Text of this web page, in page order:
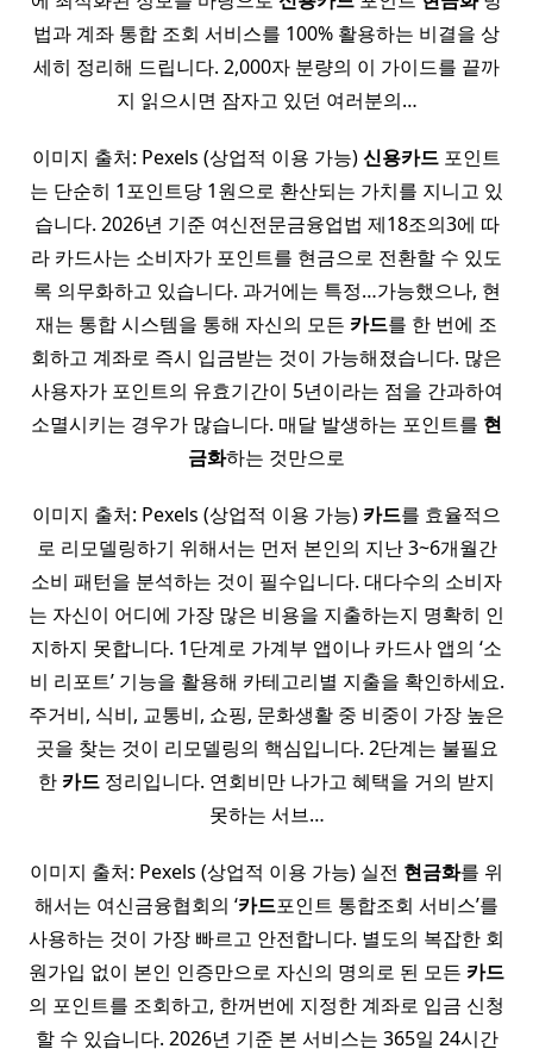
법과 계좌 통합 조회 서비스를 100% 활용하는 비결을 상
세히 정리해 드립니다. 2,000자 분량의 이 가이드를 끝까
지 읽으시면 잠자고 있던 여러분의…
이미지 출처: Pexels (상업적 이용 가능)신용카드 포인트
는 단순히 1포인트당 1원으로 환산되는 가치를 지니고 있
습니다. 2026년 기준 여신전문금융업법 제18조의3에 따
라 카드사는 소비자가 포인트를 현금으로 전환할 수 있도
록 의무화하고 있습니다. 과거에는 특정…가능했으나, 현
재는 통합 시스템을 통해 자신의 모든 카드를 한 번에 조
회하고 계좌로 즉시 입금받는 것이 가능해졌습니다. 많은
사용자가 포인트의 유효기간이 5년이라는 점을 간과하여
소멸시키는 경우가 많습니다. 매달 발생하는 포인트를 현
금화하는 것만으로
이미지 출처: Pexels (상업적 이용 가능) 카드를 효율적으
로 리모델링하기 위해서는 먼저 본인의 지난 3~6개월간
소비 패턴을 분석하는 것이 필수입니다. 대다수의 소비자
는 자신이 어디에 가장 많은 비용을 지출하는지 명확히 인
지하지 못합니다. 1단계로 가계부 앱이나 카드사 앱의 ‘소
비 리포트’ 기능을 활용해 카테고리별 지출을 확인하세요.
주거비, 식비, 교통비, 쇼핑, 문화생활 중 비중이 가장 높은
곳을 찾는 것이 리모델링의 핵심입니다. 2단계는 불필요
한 카드 정리입니다. 연회비만 나가고 혜택을 거의 받지
못하는 서브…
이미지 출처: Pexels (상업적 이용 가능) 실전 현금화를 위
해서는 여신금융협회의 ‘카드포인트 통합조회 서비스’를
사용하는 것이 가장 빠르고 안전합니다. 별도의 복잡한 회
원가입 없이 본인 인증만으로 자신의 명의로 된 모든 카드
의 포인트를 조회하고, 한꺼번에 지정한 계좌로 입금 신청
할 수 있습니다. 2026년 기준 본 서비스는 365일 24시간